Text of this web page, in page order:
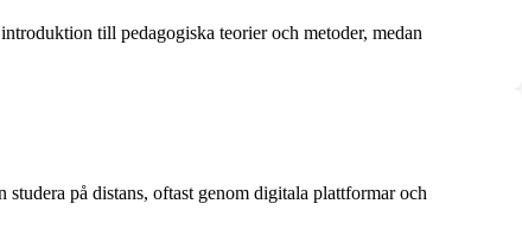
till pedagogiska teorier och metoder, medan
på distans, oftast genom digitala plattformar och